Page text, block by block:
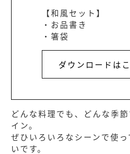
【和風セット】
・お品書き
・箸袋
ダウンロードは
どんな料理でも、どんな季
イン。
ぜひいろいろなシーンで使
いです。